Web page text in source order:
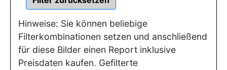
Hinweise: Sie können beliebige
Filterkombinationen setzen und anschließend
für diese Bilder einen Report inklusive
Preisdaten kaufen. Gefilterte